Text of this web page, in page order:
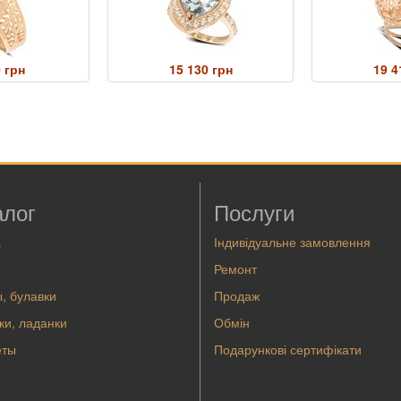
грн 15 130 грн 19
булавки
ладанки
Послуги
Індивідуальне замовлення
Ремонт
Продаж
Обмін
Подарункові сертифікати